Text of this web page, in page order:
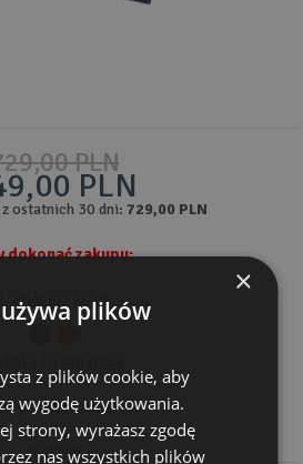
PLN
PLN
ostatnich 30 dni: 729,00 PLN
dokonać zakupu:
1. Wybierz kolor:
Wybierz rozmiar:
Rozmiar
×
plików
z plików cookie, aby
wygodę użytkowania.
strony, wyrażasz zgodę
nas wszystkich plików